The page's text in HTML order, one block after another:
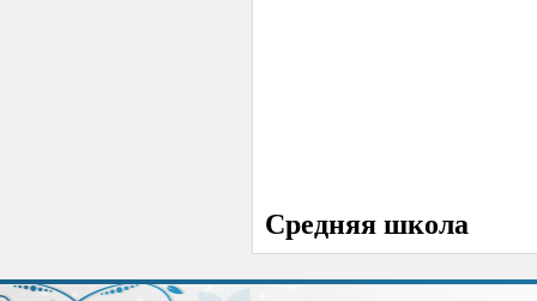
Средняя школа